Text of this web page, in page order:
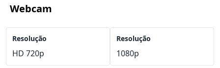
Webcam
Resolução
HD 720p
Resolução
1080p